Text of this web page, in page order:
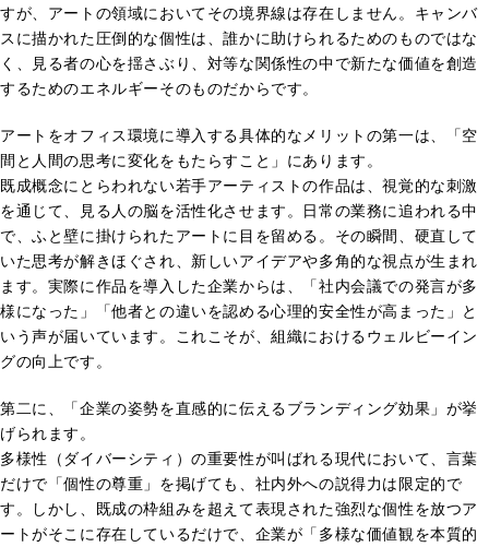
すが、アートの領域においてその境界線は存在しません。キャンバ
スに描かれた圧倒的な個性は、誰かに助けられるためのものではな
く、見る者の心を揺さぶり、対等な関係性の中で新たな価値を創造
するためのエネルギーそのものだからです。
アートをオフィス環境に導入する具体的なメリットの第一は、「空
間と人間の思考に変化をもたらすこと」にあります。
既成概念にとらわれない若手アーティストの作品は、視覚的な刺激
を通じて、見る人の脳を活性化させます。日常の業務に追われる中
で、ふと壁に掛けられたアートに目を留める。その瞬間、硬直して
いた思考が解きほぐされ、新しいアイデアや多角的な視点が生まれ
ます。実際に作品を導入した企業からは、「社内会議での発言が多
様になった」「他者との違いを認める心理的安全性が高まった」と
いう声が届いています。これこそが、組織におけるウェルビーイン
グの向上です。
第二に、「企業の姿勢を直感的に伝えるブランディング効果」が挙
げられます。
多様性（ダイバーシティ）の重要性が叫ばれる現代において、言葉
だけで「個性の尊重」を掲げても、社内外への説得力は限定的で
す。しかし、既成の枠組みを超えて表現された強烈な個性を放つア
ートがそこに存在しているだけで、企業が「多様な価値観を本質的